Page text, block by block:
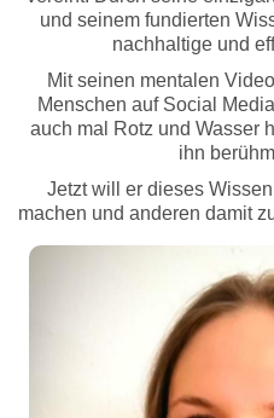
und seinem fundierten
nachhaltige und
Mit seinen mentalen
Menschen auf Social
auch mal Rotz und Wasser
ihn
Jetzt will er dieses
machen und anderen damit